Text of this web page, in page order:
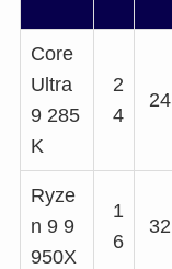
Core
Ultra
9 285
K
2
4
24
Ryze
n 9 9
950X
1
6
32